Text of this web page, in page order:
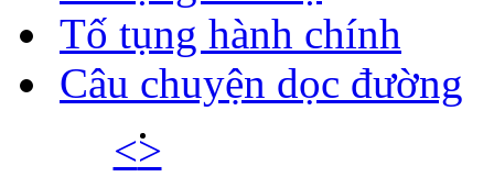
Tố tụng hành chính
Câu chuyện dọc đường
<>